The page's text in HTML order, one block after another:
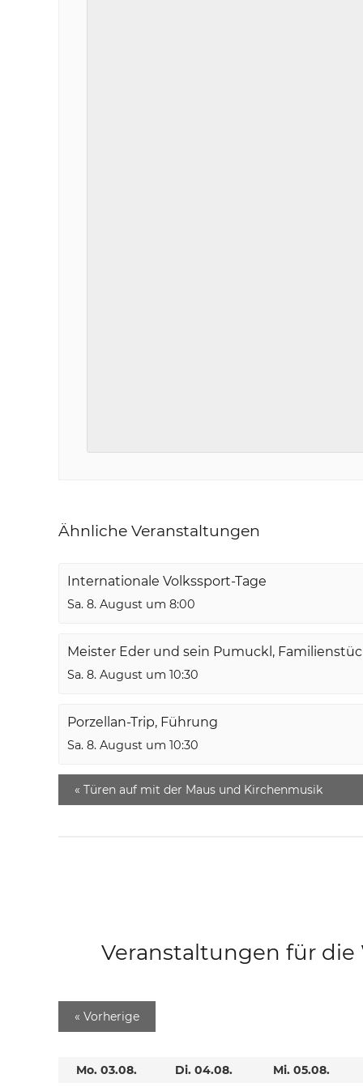
Ähnliche Veranstaltungen
Internationale Volkssport-Tage
Sa. 8. August um 8:00
Meister Eder und sein Pumuckl,
Sa. 8. August um 10:30
Porzellan-Trip, Führung
Sa. 8. August um 10:30
« Türen auf mit der Maus und Kirchenmusik
Veranstaltungen für die
« Vorherige
Mo. 03.08.
Di. 04.08.
Mi. 05.08.